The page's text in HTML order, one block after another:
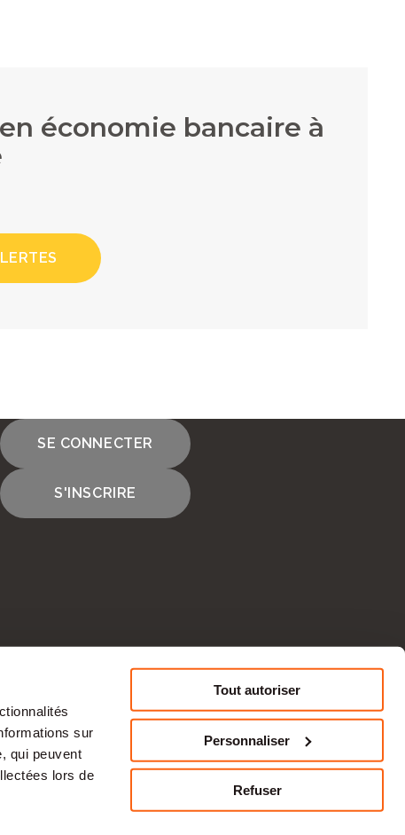
sur
qui peuvent
lors de
Tout autoriser
Personnaliser
Refuser
économie bancaire à
SE CONNECTER
S'INSCRIRE
CONTACTEZ-NOUS